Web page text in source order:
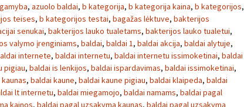
, azuolo baldai, b kategorija, b kategorija kaina, b kategorijos,
teises, b kategorijos testai, bagažas lėktuve, bakterijos
senukai, bakterijos lauko tualetams, bakterijos lauko tualetui,
valymo įrenginiams, baldai, baldai 1, baldai akcija, baldai alytuje,
internete, baldai internetu, baldai internetu issimoketinai, baldai
pigiau, baldai is lenkijos, baldai ispardavimas, baldai issimoketinai,
, baldai kaune, baldai kaune pigiau, baldai klaipeda, baldai
lt internetu, baldai miegamojo, baldai namams, baldai pagal
kainos, baldai pagal uzsakyma kaunas, baldai pagal uzsakyma